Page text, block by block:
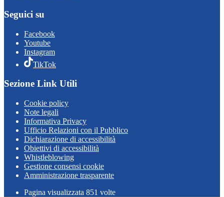
Seguici su
Facebook
Youtube
Instagram
TikTok
Sezione Link Utili
Cookie policy
Note legali
Informativa Privacy
Ufficio Relazioni con il Pubblico
Dichiarazione di accessibilità
Obiettivi di accessibilità
Whistleblowing
Gestione consensi cookie
Amministrazione trasparente
Pagina visualizzata 851 volte